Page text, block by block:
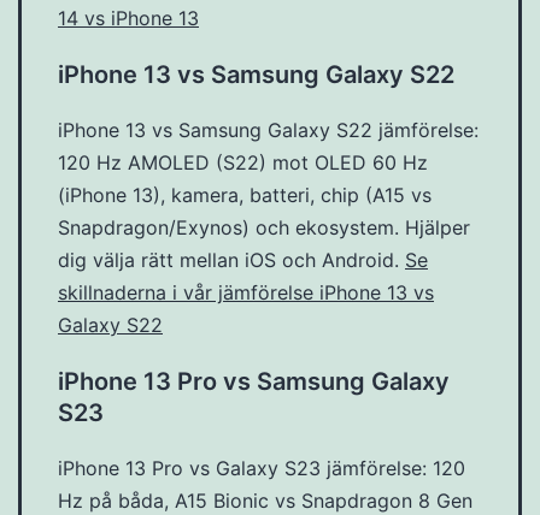
14 vs iPhone 13
iPhone 13 vs Samsung Galaxy S22
iPhone 13 vs Samsung Galaxy S22 jämförelse:
120 Hz AMOLED (S22) mot OLED 60 Hz
(iPhone 13), kamera, batteri, chip (A15 vs
Snapdragon/Exynos) och ekosystem. Hjälper
dig välja rätt mellan iOS och Android. Se
skillnaderna i vår jämförelse iPhone 13 vs
Galaxy S22
iPhone 13 Pro vs Samsung Galaxy
S23
iPhone 13 Pro vs Galaxy S23 jämförelse: 120
Hz på båda, A15 Bionic vs Snapdragon 8 Gen